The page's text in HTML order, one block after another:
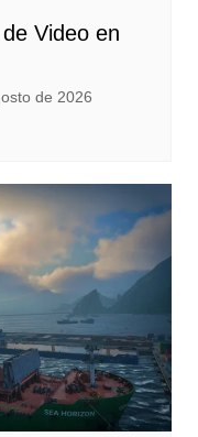
Video en
de 2026